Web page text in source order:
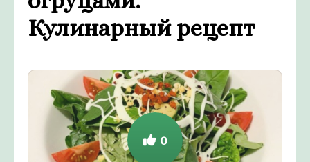
Кулинарный рецепт
0